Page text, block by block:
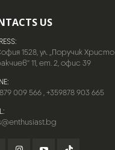
US
1528, ул. „Поручик Христо
11, ет. 2, офис 39
009 566,+359878 903 665